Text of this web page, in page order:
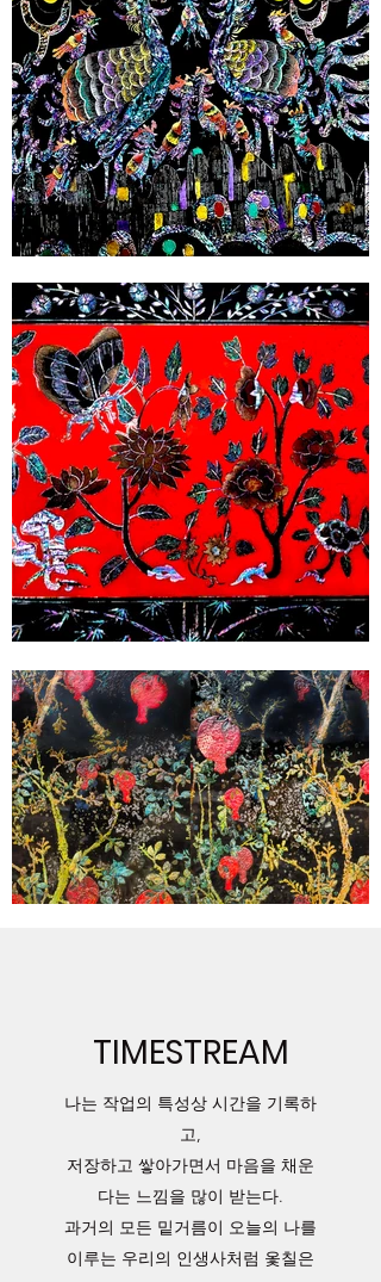
TIMESTREAM
나는 작업의 특성상 시간을 기록하
고,
저장하고 쌓아가면서 마음을 채운
다는 느낌을 많이 받는다.
과거의 모든 밑거름이 오늘의 나를
이루는 우리의 인생사처럼 옻칠은